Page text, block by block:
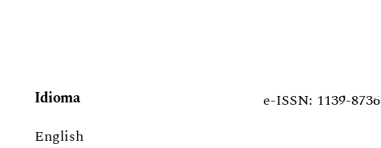
Idioma
English
e-ISSN: 1139-8736